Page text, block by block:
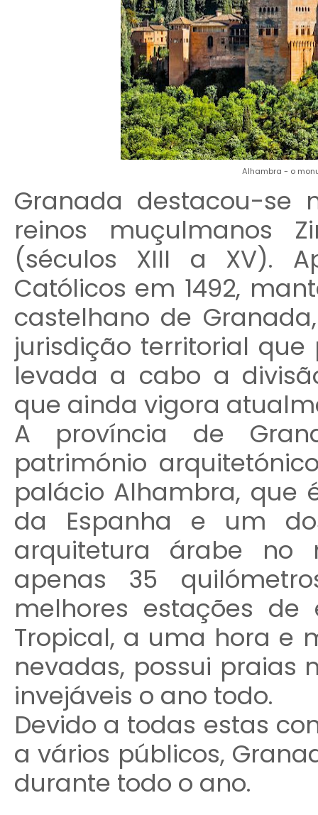
Alhambra - o
Granada destacou-se
reinos muçulmanos
(séculos XIII a XV).
Católicos em 1492,
castelhano de
jurisdição territorial que
levada a cabo a
que ainda vigora
A província de
património
palácio Alhambra, que
da Espanha e um
arquitetura árabe no
apenas 35
melhores estações
Tropical, a uma hora e
nevadas, possui praias
invejáveis ​​o ano todo.
Devido a todas estas
a vários públicos,
durante todo o ano.